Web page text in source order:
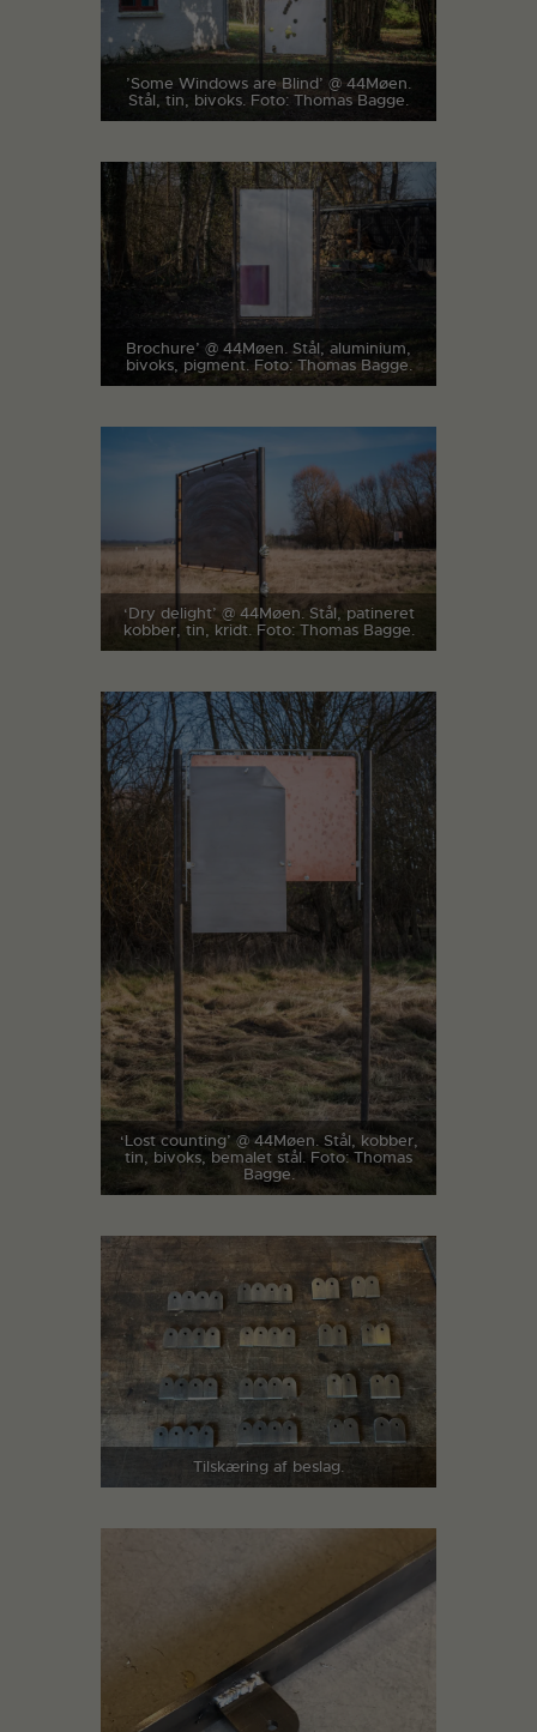
’Some Windows are Blind’ @ 44Møen.
Stål, tin, bivoks. Foto: Thomas Bagge.
Brochure’ @ 44Møen. Stål, aluminium,
bivoks, pigment. Foto: Thomas Bagge.
‘Dry delight’ @ 44Møen. Stål, patineret
kobber, tin, kridt. Foto: Thomas Bagge.
‘Lost counting’ @ 44Møen. Stål, kobber,
tin, bivoks, bemalet stål. Foto: Thomas
Bagge.
Tilskæring af beslag.